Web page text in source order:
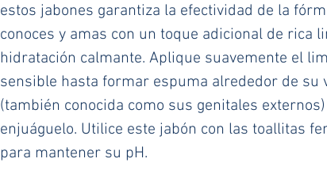
estos jabones garantiza la efectividad de la
conoces y amas con un toque adicional de rica
hidratación calmante. Aplique suavemente el
sensible hasta formar espuma alrededor de su
(también conocida como sus genitales
enjuáguelo. Utilice este jabón con las toallitas
para mantener su pH.